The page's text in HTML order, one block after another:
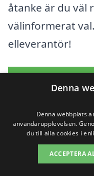
åtanke är du väl
välinformerat
elleverantör!
Sök
byta
Denna
Denna webbplats
användarupplevelsen.
du till alla cookies i
ACCEPTERA